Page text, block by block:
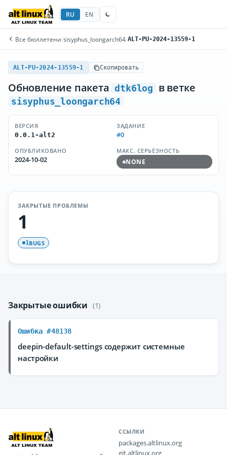
RU EN
Все бюллетени/sisyphus_loongarch64/ALT-PU-2024-13559-1
ALT-PU-2024-13559-1 Скопировать
Обновление пакета dtk6log в ветке
sisyphus_loongarch64
ВЕРСИЯ
0.0.1-alt2
ЗАДАНИЕ
#0
ОПУБЛИКОВАНО
2024-10-02
МАКС. СЕРЬЁЗНОСТЬ
NONE
ЗАКРЫТЫЕ ПРОБЛЕМЫ
1
1BUGS
Закрытые ошибки (1)
Ошибка #48138
deepin-default-settings содержит системные
настройки
ССЫЛКИ
packages.altlinux.org
git.altlinux.org